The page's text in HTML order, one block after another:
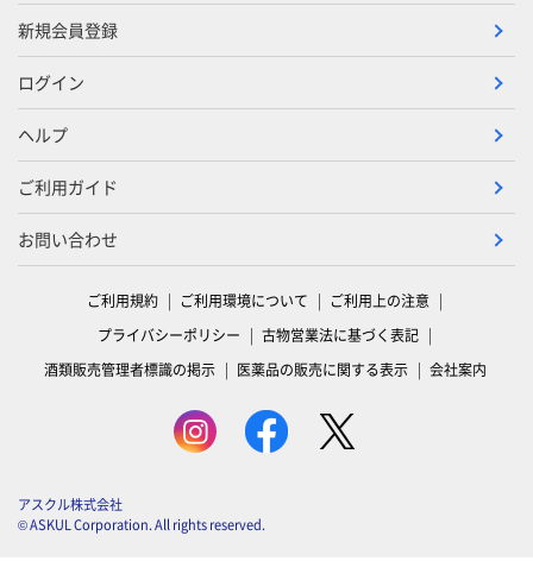
新規会員登録
ログイン
ヘルプ
ご利用ガイド
お問い合わせ
ご利用規約 ご利用環境について
ご利用上の注意
プライバシーポリシー
古物営業法に基づく表記
酒類販売管理者標識の掲示
医薬品の販売に関する表示 会社案内
アスクル株式会社
© ASKUL Corporation. All rights reserved.